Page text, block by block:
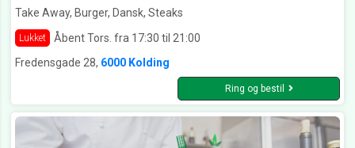
Take Away, Burger, Dansk, Steaks
Lukket
Åbent Tors. fra 17:30 til 21:00
Fredensgade 28, 6000 Kolding
Ring og bestil